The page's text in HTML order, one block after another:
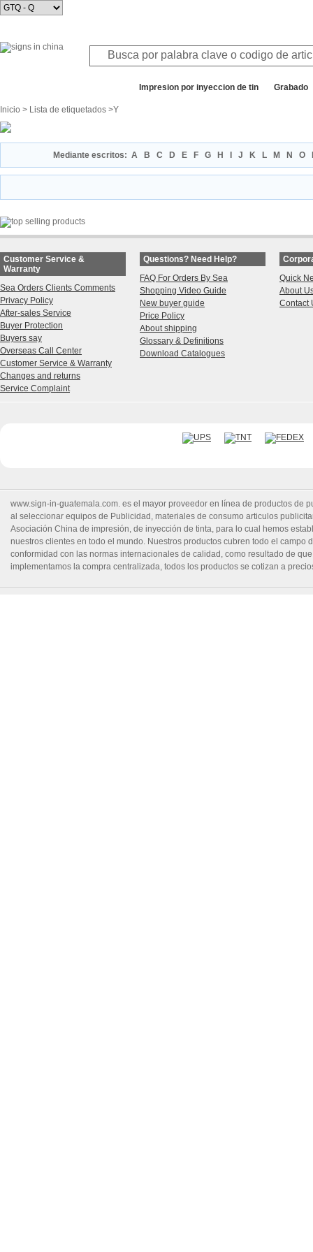
Impresion por inyeccion de tin Grabado
Inicio > Lista de etiquetados >Y
Mediante escritos: A B C D E F G H J K L M N O
Customer Service &
Warranty
Sea Orders Clients Comments
Privacy Policy
After-sales Service
Buyer Protection
Buyers say
Overseas Call Center
Customer Service & Warranty
Changes and returns
Service Complaint
Questions? Need Help?
FAQ For Orders By Sea
Shopping Video Guide
New buyer guide
Price Policy
About shipping
Glossary & Definitions
Download Catalogues
Quick
About
Contact
www.sign-in-guatemala.com. es el mayor proveedor en línea de productos
al seleccionar equipos de Publicidad, materiales de consumo articulos
Asociación China de impresión, de inyección de tinta, para lo cual hemos
nuestros clientes en todo el mundo. Nuestros productos cubren todo el
conformidad con las normas internacionales de calidad, como resultado de
implementamos la compra centralizada, todos los productos se cotizan a